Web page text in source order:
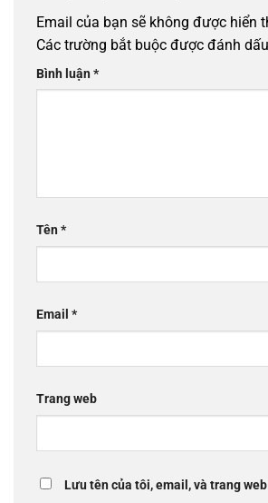
Email của bạn sẽ không được hiển
Các trường bắt buộc được đánh dấu
Bình luận *
Tên *
Email *
Trang web
Lưu tên của tôi, email, và trang